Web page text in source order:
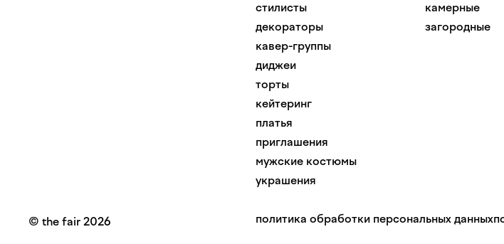
© the fair 2026
стилисты
декораторы
кавер-группы
диджеи
торты
кейтеринг
платья
приглашения
мужские костюмы
украшения
камерные
загородные
политика обработки персональных данных